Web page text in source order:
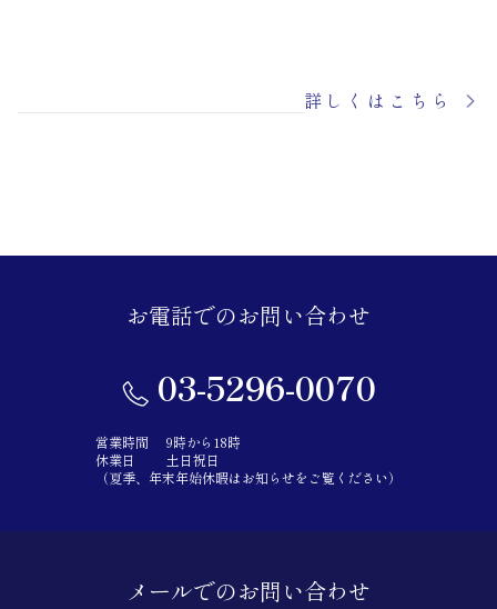
詳しくはこちら
お電話でのお問い合わせ
03-5296-0070
営業時間
9時から18時
休業日
土日祝日
（夏季、年末年始休暇はお知らせをご覧ください）
メールでのお問い合わせ